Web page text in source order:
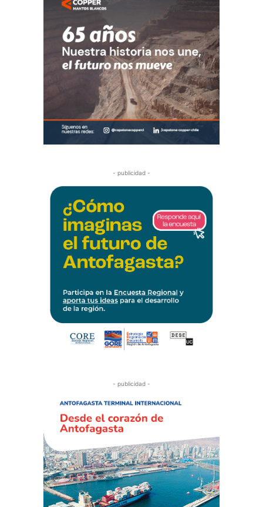
- publicidad -
- publicidad -